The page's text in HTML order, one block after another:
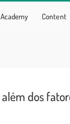
Content
dos